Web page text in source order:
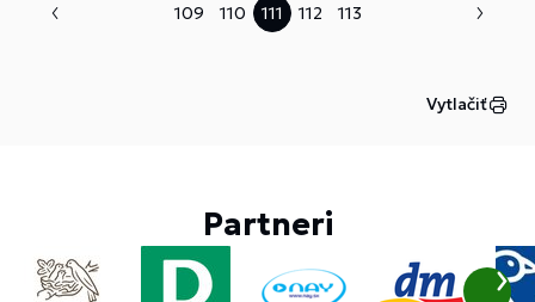
109 110 111 112 113
Vytlačiť
Partneri